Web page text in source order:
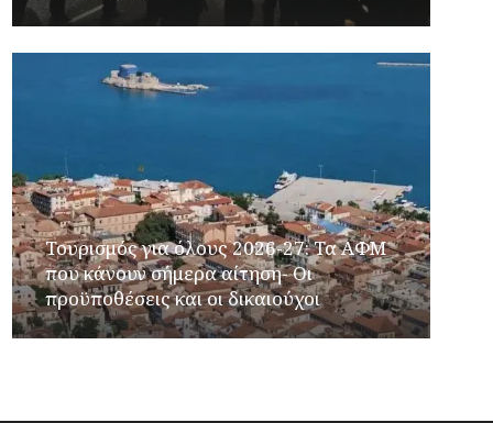
Τουρισμός για όλους 2026-27: Τα ΑΦΜ
που κάνουν σήμερα αίτηση- Οι
προϋποθέσεις και οι δικαιούχοι